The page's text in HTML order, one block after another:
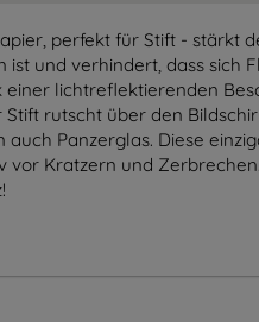
perfekt für Stift - stärkt
und verhindert, dass sich
lichtreflektierenden
rutscht über den
Panzerglas. Diese
vor Kratzern und